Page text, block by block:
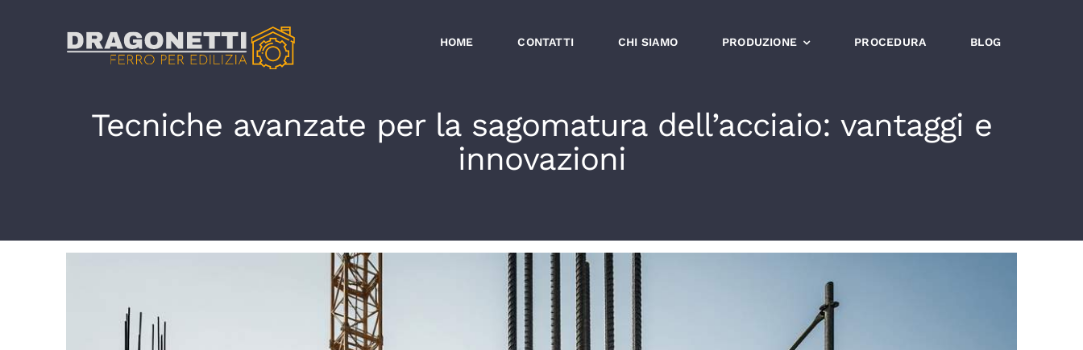
HOME CONTATTI CHI SIAMO PRODUZIONE PROCEDURA BLOG
Tecniche avanzate per la sagomatura dell’acciaio: vantaggi e
innovazioni